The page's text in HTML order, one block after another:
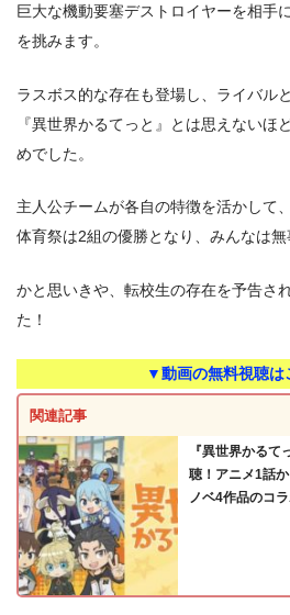
巨大な機動要塞デストロイヤーを相手
を挑みます。
ラスボス的な存在も登場し、ライバル
『異世界かるてっと』とは思えないほ
めでした。
主人公チームが各自の特徴を活かして
体育祭は2組の優勝となり、みんなは
かと思いきや、転校生の存在を予告さ
た！
▼動画の無料視聴は
関連記事
『異世界かる
聴！アニメ1話
ノベ4作品のコ